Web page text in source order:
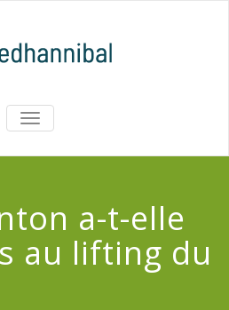
AFFICHER/MASQUER
LA
a-t-elle
au lifting du